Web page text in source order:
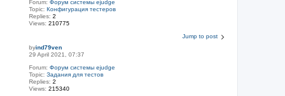
Forum:Форум системы ejudge
Topic:Конфигурация тестеров
Replies:2
Views:210775
Jump to post
byind79ven
29 April 2021, 07:37
Forum:Форум системы ejudge
Topic:Задания для тестов
Replies:2
Views:215340